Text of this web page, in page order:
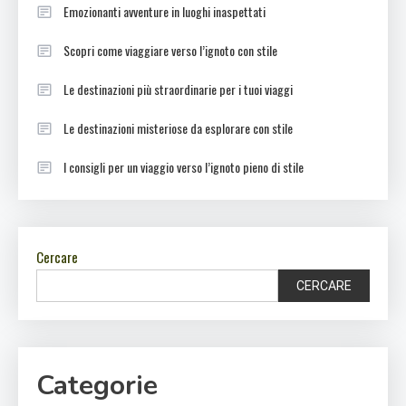
Emozionanti avventure in luoghi inaspettati
Scopri come viaggiare verso l’ignoto con stile
Le destinazioni più straordinarie per i tuoi viaggi
Le destinazioni misteriose da esplorare con stile
I consigli per un viaggio verso l’ignoto pieno di stile
Cercare
CERCARE
Categorie